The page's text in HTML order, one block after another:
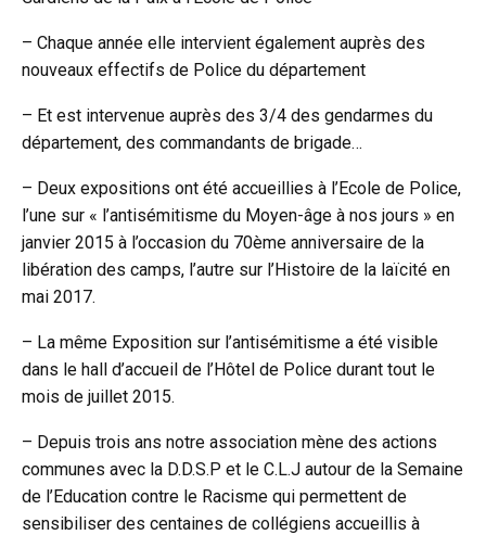
– Chaque année elle intervient également auprès des
nouveaux effectifs de Police du département
– Et est intervenue auprès des 3/4 des gendarmes du
département, des commandants de brigade…
– Deux expositions ont été accueillies à l’Ecole de Police,
l’une sur « l’antisémitisme du Moyen-âge à nos jours » en
janvier 2015 à l’occasion du 70ème anniversaire de la
libération des camps, l’autre sur l’Histoire de la laïcité en
mai 2017.
– La même Exposition sur l’antisémitisme a été visible
dans le hall d’accueil de l’Hôtel de Police durant tout le
mois de juillet 2015.
– Depuis trois ans notre association mène des actions
communes avec la D.D.S.P et le C.L.J autour de la Semaine
de l’Education contre le Racisme qui permettent de
sensibiliser des centaines de collégiens accueillis à